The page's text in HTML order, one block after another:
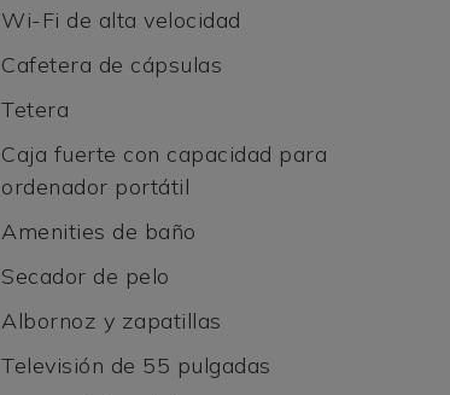
Wi-Fi de alta velocidad
Cafetera de cápsulas
Tetera
Caja fuerte con capacidad para
ordenador portátil
Amenities de baño
Secador de pelo
Albornoz y zapatillas
Televisión de 55 pulgadas